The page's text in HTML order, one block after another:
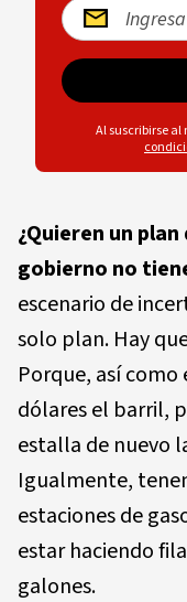
Al suscribirse
¿Quieren un
gobierno no
escenario de
solo plan. Hay
Porque, así
dólares el barril,
estalla de nuevo
Igualmente,
estaciones de
estar haciendo
galones.